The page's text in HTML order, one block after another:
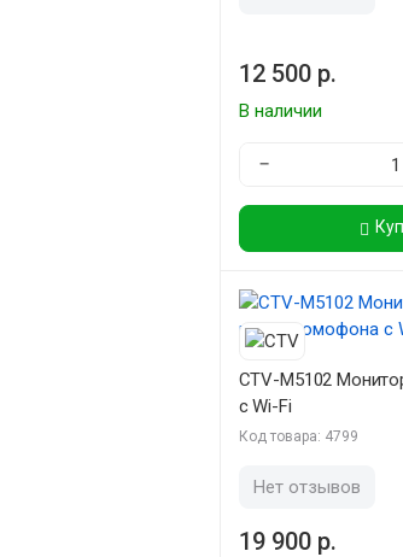
12 500 р.
В наличии
−
CTV-M5102
с Wi-Fi
Код товара: 4799
Нет отзывов
19 900 р.